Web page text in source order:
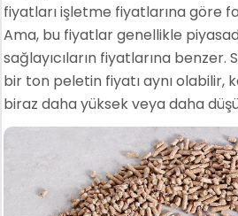
fiyatları işletme fiyatlarına göre
Ama, bu fiyatlar genellikle
sağlayıcıların fiyatlarına benzer.
bir ton peletin fiyatı aynı olabilir,
biraz daha yüksek veya daha